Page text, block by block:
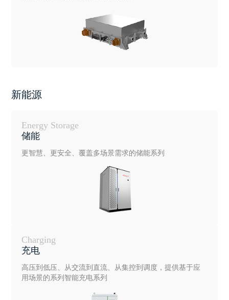
新能源
Energy Storage
储能
更智慧、更安全、覆盖多场景需求的储能系列
Charging
充电
高压到低压、从交流到直流、从集控到调度，提供基于应
用场景的系列智能充电系列